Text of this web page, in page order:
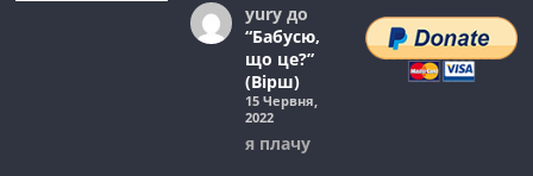
yuryдо
“Бабусю,
що це?”
(Вірш)
15 Червня,
2022
я плачу